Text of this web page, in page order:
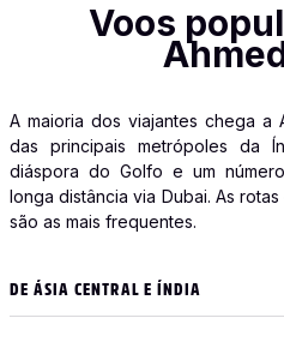
Voos
A maioria dos viajantes chega a
das principais metrópoles da
diáspora do Golfo e um
longa distância via Dubai. As
são as mais frequentes.
DE ÁSIA CENTRAL E ÍNDIA